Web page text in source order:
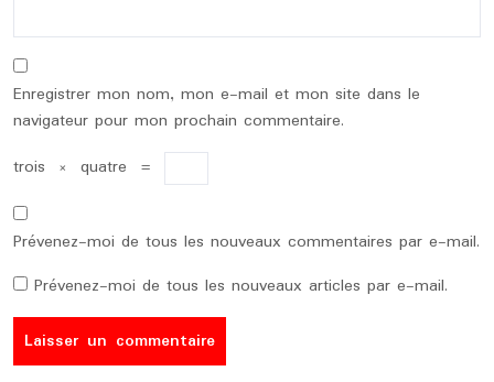
Enregistrer mon nom, mon e-mail et mon site dans le
navigateur pour mon prochain commentaire.
trois × quatre =
Prévenez-moi de tous les nouveaux commentaires par e-mail.
Prévenez-moi de tous les nouveaux articles par e-mail.